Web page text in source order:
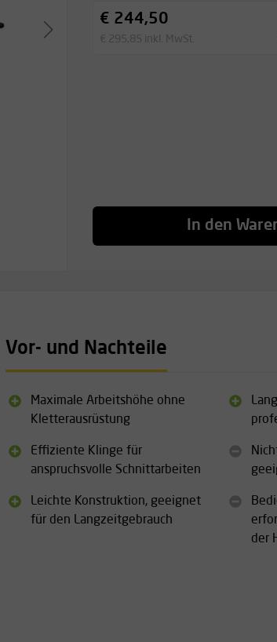
€ 244,50
€ 295,85 inkl. MwSt.
In den
Vor- und Nachteile
Maximale Arbeitshöhe ohne
Kletterausrüstung
Effiziente Klinge für
anspruchsvolle Schnittarbeiten
Leichte Konstruktion, geeignet
für den Langzeitgebrauch
der